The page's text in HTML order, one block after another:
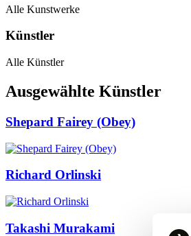
Alle Kunstwerke
Künstler
Alle Künstler
Ausgewählte Künstler
Shepard Fairey (Obey)
Richard Orlinski
Takashi Murakami